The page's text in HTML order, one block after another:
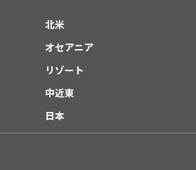
北米
オセアニア
リゾート
中近東
日本